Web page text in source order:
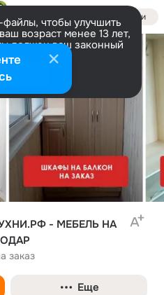
Войти
чтобы улучшить
возраст менее 13 лет,
должен ваш законный
информации
- МЕБЕЛЬ НА
заказ
Еще